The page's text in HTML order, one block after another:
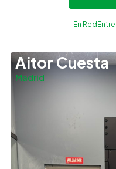
En
Aitor Cuesta
Madrid